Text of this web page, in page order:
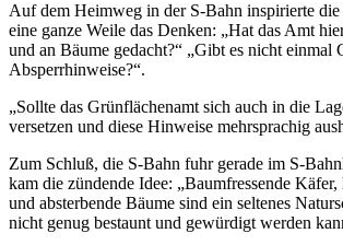
Auf dem Heimweg in der S-Bahn inspirierte die
eine ganze Weile das Denken: „Hat das Amt
und an Bäume gedacht?“ „Gibt es nicht einmal
Absperrhinweise?“.
„Sollte das Grünflächenamt sich auch in die
versetzen und diese Hinweise mehrsprachig
Zum Schluß, die S-Bahn fuhr gerade im S-
kam die zündende Idee: „Baumfressende
und absterbende Bäume sind ein seltenes
nicht genug bestaunt und gewürdigt werden